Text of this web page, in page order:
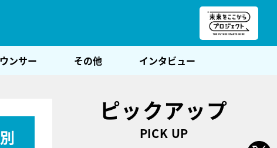
ンサー その他 インタビュー
ピックアップ
PICK UP